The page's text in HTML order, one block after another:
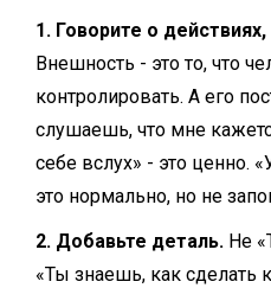
1. Говорите о
Внешность - это то, что
контролировать. А его
слушаешь, что мне
себе вслух» - это ценно.
это нормально, но не
2. Добавьте деталь. Не
«Ты знаешь, как сделать